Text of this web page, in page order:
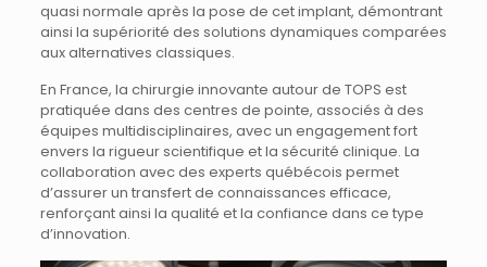
quasi normale après la pose de cet implant, démontrant
ainsi la supériorité des solutions dynamiques comparées
aux alternatives classiques.
En France, la chirurgie innovante autour de TOPS est
pratiquée dans des centres de pointe, associés à des
équipes multidisciplinaires, avec un engagement fort
envers la rigueur scientifique et la sécurité clinique. La
collaboration avec des experts québécois permet
d’assurer un transfert de connaissances efficace,
renforçant ainsi la qualité et la confiance dans ce type
d’innovation.